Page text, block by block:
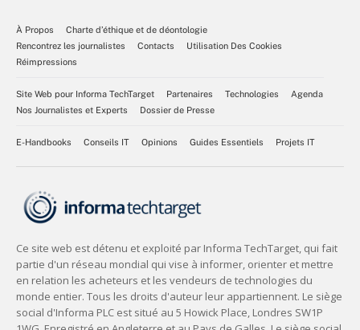
À Propos
Charte d’éthique et de déontologie
Rencontrez les journalistes
Contacts
Utilisation Des Cookies
Réimpressions
Site Web pour Informa TechTarget Partenaires Technologies
Agenda
Nos Journalistes et Experts
Dossier de Presse
E-Handbooks Conseils IT Opinions Guides Essentiels Projets IT